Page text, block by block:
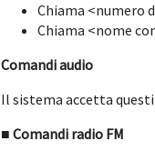
Chiama <numero
Chiama <nome
Comandi audio
Il sistema accetta
■ Comandi radio FM